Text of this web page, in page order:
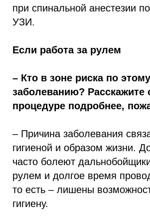
при спинальной анестезии
УЗИ.
Если работа за рулем
– Кто в зоне риска по этому
заболеванию? Расскажите
процедуре подробнее,
– Причина заболевания
гигиеной и образом жизни.
часто болеют
рулем и долгое время
то есть – лишены
гигиену.